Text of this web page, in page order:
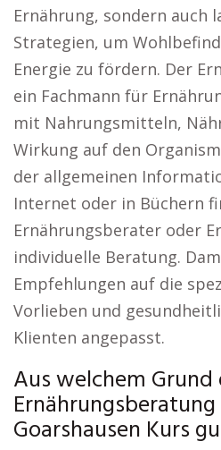
Ernährung, sondern auch
Strategien, um
Energie zu fördern. Der
ein Fachmann für
mit Nahrungsmitteln,
Wirkung auf den
der allgemeinen
Internet oder in Büchern
Ernährungsberater oder
individuelle Beratung.
Empfehlungen auf die
Vorlieben und
Klienten angepasst.
Aus welchem Grund
Goarshausen Kurs